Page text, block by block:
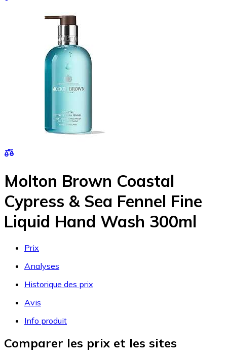
Molton Brown Coastal
Cypress & Sea Fennel Fine
Liquid Hand Wash 300ml
Prix
Analyses
Historique des prix
Avis
Info produit
Comparer les prix et les sites